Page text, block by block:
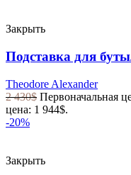
Закрыть
Подставка для
Theodore Alexander
2 430$ Первоначальная
цена: 1 944$.
-20%
Закрыть